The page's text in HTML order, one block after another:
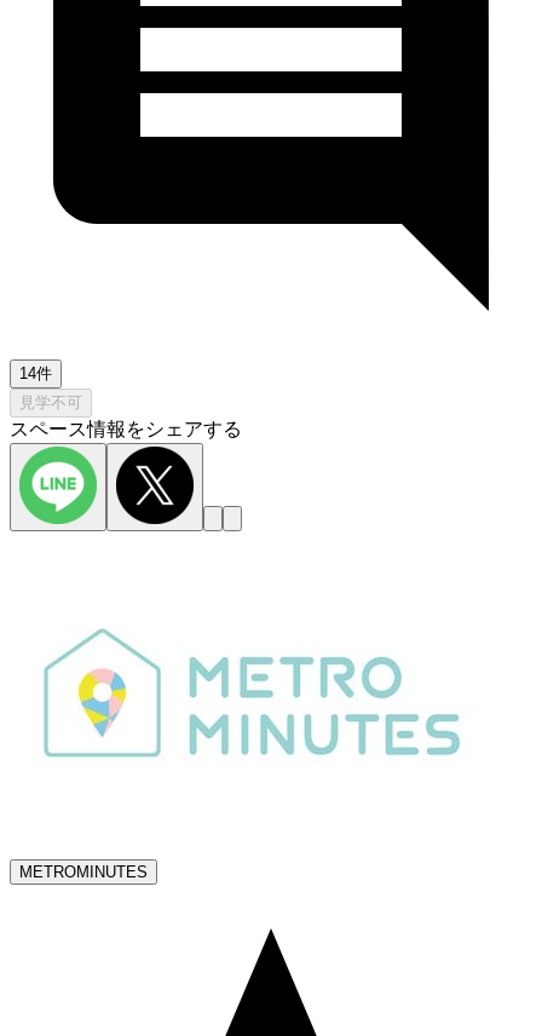
14件
見学不可
スペース情報をシェアする
METROMINUTES